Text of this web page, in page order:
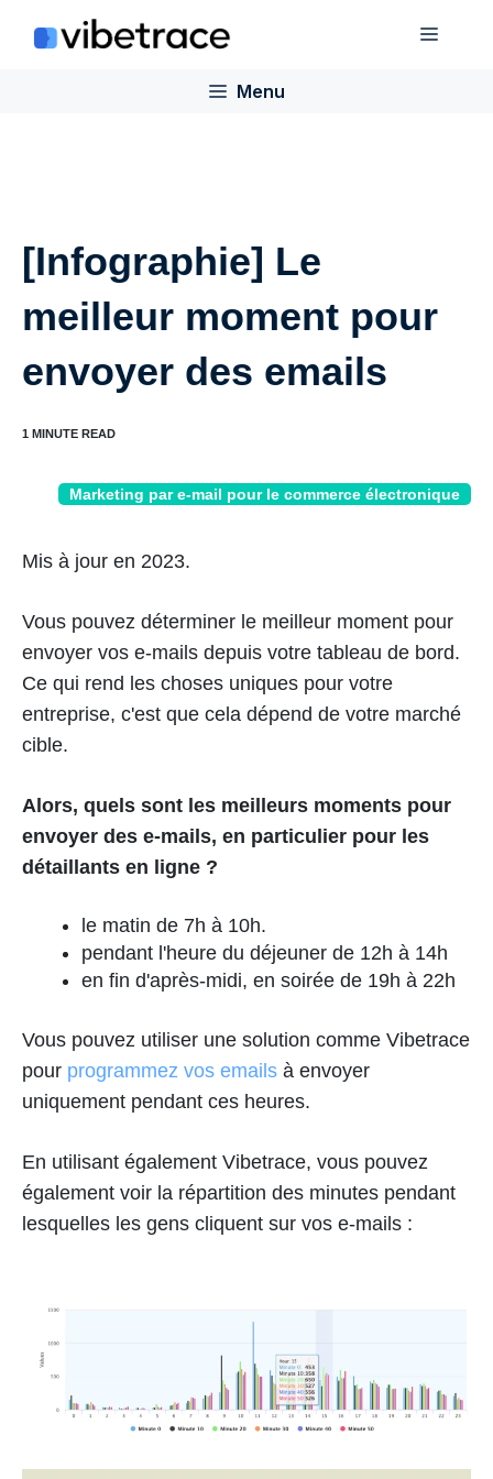
Menu
Menu
[Infographie] Le
meilleur moment pour
envoyer des emails
Marketing par e-mail pour le commerce électronique
Mis à jour en 2023.
Vous pouvez déterminer le meilleur moment pour
envoyer vos e-mails depuis votre tableau de bord.
Ce qui rend les choses uniques pour votre
entreprise, c'est que cela dépend de votre marché
cible.
Alors, quels sont les meilleurs moments pour
envoyer des e-mails, en particulier pour les
détaillants en ligne ?
le matin de 7h à 10h.
pendant l'heure du déjeuner de 12h à 14h
en fin d'après-midi, en soirée de 19h à 22h
Vous pouvez utiliser une solution comme Vibetrace
pour programmez vos emails à envoyer
uniquement pendant ces heures.
En utilisant également Vibetrace, vous pouvez
également voir la répartition des minutes pendant
lesquelles les gens cliquent sur vos e-mails :